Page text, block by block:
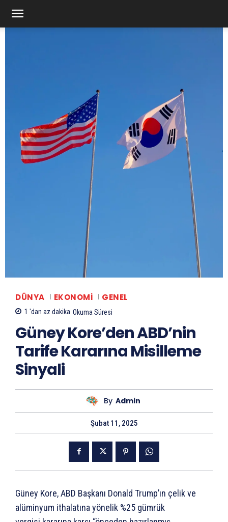
DÜNYA EKONOMI GENEL
1 'dan az dakika Okuma Süresi
Güney Kore’den ABD’nin
Tarife Kararına Misilleme
Sinyali
By Admin
Şubat 11, 2025
Güney Kore, ABD Başkanı Donald Trump’ın çelik ve
alüminyum ithalatına yönelik %25 gümrük